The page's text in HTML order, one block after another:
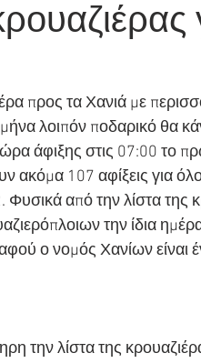
προς τα Χανιά με
λοιπόν ποδαρικό θα
άφιξης στις 07:00 το
ακόμα 107 αφίξεις για
από την λίστα της
την ίδια
αφού ο νομός Χανίων είναι
την λίστα της